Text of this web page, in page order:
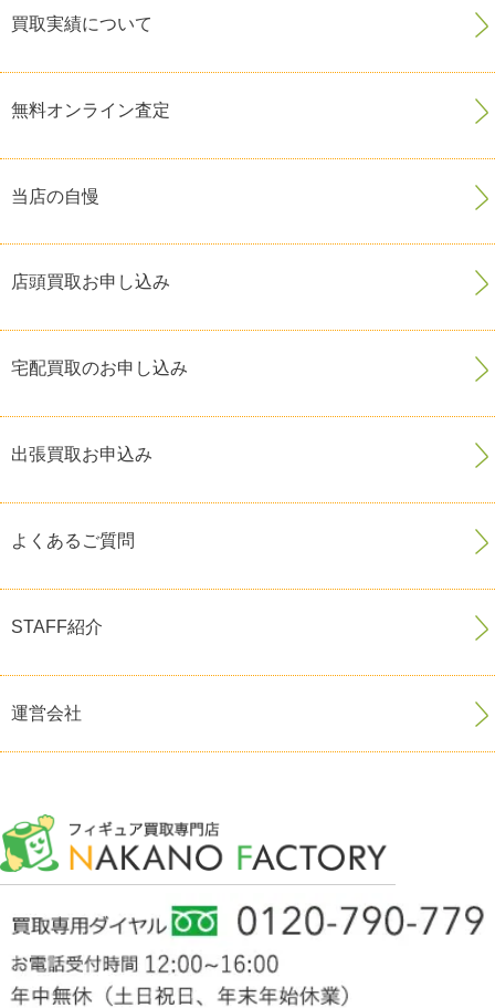
買取実績について
無料オンライン査定
当店の自慢
店頭買取お申し込み
宅配買取のお申し込み
出張買取お申込み
よくあるご質問
STAFF紹介
運営会社